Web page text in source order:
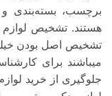
برچسب، بسته‌بندی
هستند. تشخیص
تشخیص اصل بودن خیلی
میباشند برای
جلوگیری از خرید